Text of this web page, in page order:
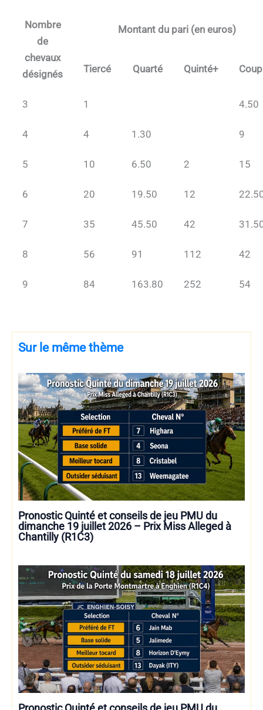
Nombre
de
chevaux
désignés
Montant du pari (en euros)
Tiercé Quarté Quinté+
3 1 4.50
4 4 1.30 9
5 10 6.50 2 15
6 20 19.50 12
7 35 45.50 42
8 56 91 112 42
9 84 163.80 252 54
Sur le même thème
Pronostic Quinté et conseils de jeu PMU du
dimanche 19 juillet 2026 – Prix Miss Alleged à
Chantilly (R1C3)